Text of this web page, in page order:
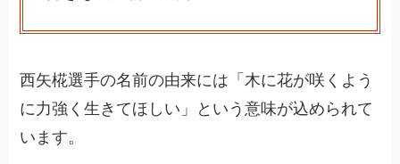
西矢椛選手の名前の由来には「木に花が咲くよう
に力強く生きてほしい」という意味が込められて
います。